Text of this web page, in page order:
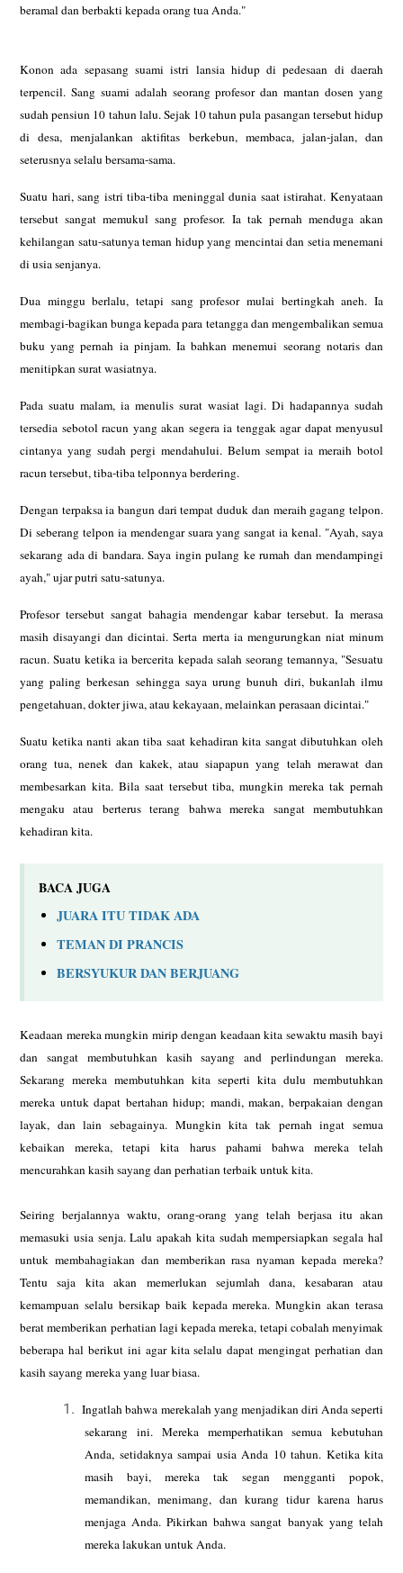
beramal dan berbakti kepada orang tua Anda."
Konon ada sepasang suami istri lansia hidup di pedesaan di daerah
terpencil. Sang suami adalah seorang profesor dan mantan dosen yang
sudah pensiun 10 tahun lalu. Sejak 10 tahun pula pasangan tersebut hidup
di desa, menjalankan aktifitas berkebun, membaca, jalan-jalan, dan
seterusnya selalu bersama-sama.
Suatu hari, sang istri tiba-tiba meninggal dunia saat istirahat. Kenyataan
tersebut sangat memukul sang profesor. Ia tak pernah menduga akan
kehilangan satu-satunya teman hidup yang mencintai dan setia menemani
di usia senjanya.
Dua minggu berlalu, tetapi sang profesor mulai bertingkah aneh. Ia
membagi-bagikan bunga kepada para tetangga dan mengembalikan semua
buku yang pernah ia pinjam. Ia bahkan menemui seorang notaris dan
menitipkan suratwasiatnya.
Pada suatu malam, ia menulis surat wasiat lagi. Di hadapannya sudah
tersedia sebotol racun yang akan segera ia tenggak agar dapat menyusul
cintanya yang sudah pergi mendahului. Belum sempat ia meraih botol
racun tersebut,tiba-tiba telponnya berdering.
Dengan terpaksa ia bangun dari tempat duduk dan meraih gagang telpon.
Di seberang telpon ia mendengar suara yang sangat ia kenal. "Ayah, saya
sekarang ada di bandara. Saya ingin pulang ke rumah dan mendampingi
ayah,"ujar putri satu-satunya.
Profesor tersebut sangat bahagia mendengar kabar tersebut. Ia merasa
masih disayangi dan dicintai. Serta merta ia mengurungkan niat minum
racun. Suatu ketika ia bercerita kepada salah seorang temannya, "Sesuatu
yang paling berkesan sehingga saya urung bunuh diri, bukanlah ilmu
pengetahuan, dokterjiwa, atau kekayaan, melainkan perasaan dicintai."
Suatu ketika nanti akan tiba saat kehadiran kita sangat dibutuhkan oleh
orang tua, nenek dan kakek, atau siapapun yang telah merawat dan
membesarkan kita. Bila saat tersebut tiba, mungkin mereka tak pernah
mengaku atau
berterus terang bahwa mereka sangat membutuhkan
kehadiran kita.
BACA JUGA
JUARA ITU TIDAK ADA
TEMAN DI PRANCIS
BERSYUKUR DAN BERJUANG
Keadaan mereka mungkin mirip dengan keadaan kita sewaktu masih bayi
dan sangat membutuhkan kasih sayang and perlindungan mereka.
Sekarang mereka membutuhkan kita seperti kita dulu membutuhkan
mereka untuk dapat bertahan hidup; mandi, makan, berpakaian dengan
layak, dan lain sebagainya. Mungkin kita tak pernah ingat semua
kebaikan mereka, tetapi kita harus pahami bahwa
mereka telah
mencurahkan kasih sayang dan perhatian terbaik untuk kita.
Seiring berjalannya waktu, orang-orang yang telah berjasa itu akan
memasuki usia senja. Lalu apakah kita sudah mempersiapkan segala hal
untuk membahagiakan dan memberikan rasa nyaman kepada mereka?
Tentu saja kita akan
memerlukan sejumlah dana, kesabaran atau
kemampuan selalu bersikap baik kepada mereka. Mungkin akan terasa
berat memberikan perhatian lagi kepadamereka, tetapi cobalah menyimak
beberapa hal berikut ini agar kita selalu dapat mengingat perhatian dan
kasih sayang mereka yang luar biasa.
1. Ingatlah bahwa merekalah yang menjadikan diri Anda seperti
sekarang ini.Mereka memperhatikan semua kebutuhan
Anda, setidaknya sampai usia Anda 10 tahun. Ketika kita
masih bayi, mereka tak segan mengganti popok,
memandikan, menimang, dan kurang tidur karena harus
menjaga Anda. Pikirkan bahwa sangatbanyak yang telah
mereka lakukan untuk Anda.